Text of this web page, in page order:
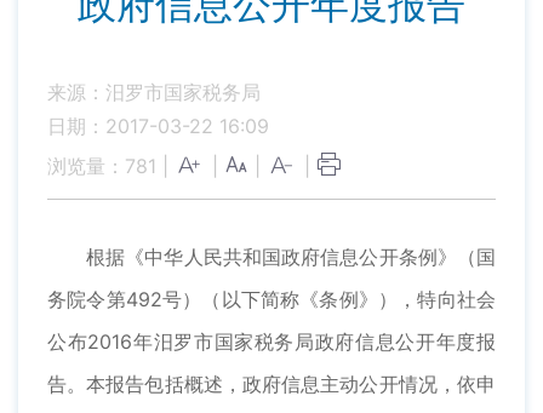
来源：汨罗市国家税务局
日期：2017-03-22 16:09
浏览量： 781
根据《中华人民共和国政府信息公开条例》（国
务院令第492号）（以下简称《条例》），特向社会
公布2016年汨罗市国家税务局政府信息公开年度报
告。本报告包括概述，政府信息主动公开情况，依申